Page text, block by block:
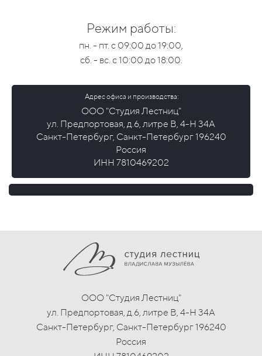
Режим работы:
пн. - пт. с 09:00 до 19:00,
сб. - вс. с 10:00 до 18:00.
Адрес офиса и производства:
ООО "Студия Лестниц"
ул. Предпортовая, д.6, литре В, 4-Н 34А
Санкт-Петербург, Санкт-Петербург 196240
Россия
ИНН 7810469202
ООО "Студия Лестниц"
ул. Предпортовая, д.6, литре В, 4-Н 34А
Санкт-Петербург, Санкт-Петербург 196240
Россия